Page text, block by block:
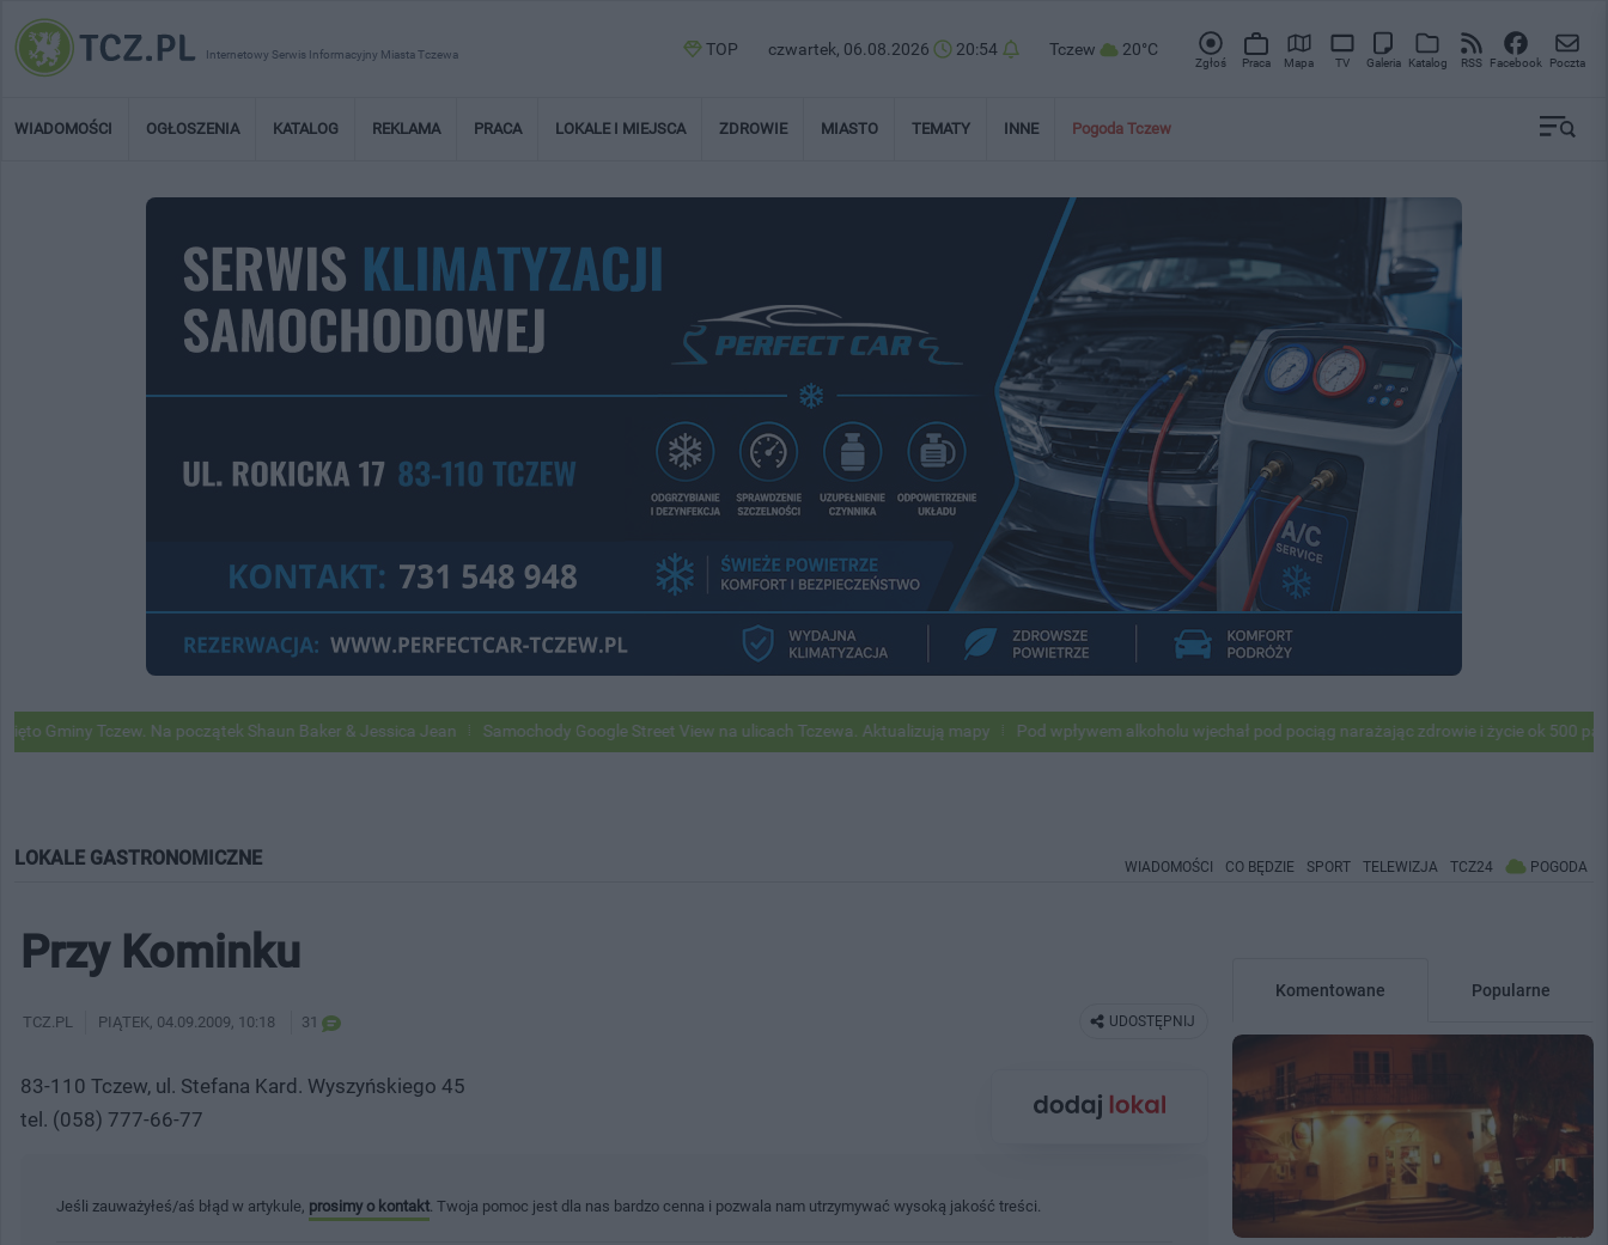
Internetowy Serwis Informacyjny Miasta Tczewa TOP czwartek, 06.08.2026 20:54 Tczew 20°C
Zgłoś Praca Mapa TV Galeria Katalog RSS Facebook Poczta
WIADOMOŚCI OGŁOSZENIA KATALOG REKLAMA PRACA LOKALE I MIEJSCA ZDROWIE MIASTO TEMATY INNE Pogoda Tczew
Tczew. Na początek Shaun Baker & Jessica Jean Samochody Google Street View na ulicach Tczewa. Aktualizują mapy Pod wpływem alkoholu wjechał pod pociąg narażając zdrowie i życie ok 500 pasażerów!
LOKALE GASTRONOMICZNE WIADOMOŚCI CO BĘDZIE SPORT TELEWIZJA TCZ24 POGODA
Przy Kominku
UDOSTĘPNIJ
TCZ.PL PIĄTEK, 04.09.2009, 10:18 31
83-110 Tczew, ul. Stefana Kard. Wyszyńskiego 45
tel. (058) 777-66-77
Jeśli zauważyłeś/aś błąd w artykule, prosimy o kontakt. Twoja pomoc jest dla nas bardzo cenna i pozwala nam utrzymywać wysoką jakość treści.
Komentowane Popularne